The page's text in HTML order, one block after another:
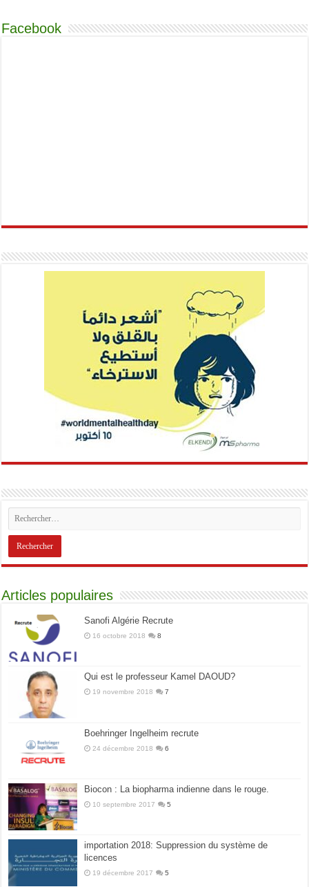
Facebook
Articles populaires
Sanofi Algérie Recrute
16 octobre 2018 8
Qui est le professeur Kamel DAOUD?
19 novembre 2018 7
Boehringer Ingelheim recrute
24 décembre 2018 6
Biocon : La biopharma indienne dans le rouge.
10 septembre 2017 5
importation 2018: Suppression du système de
licences
19 décembre 2017 5